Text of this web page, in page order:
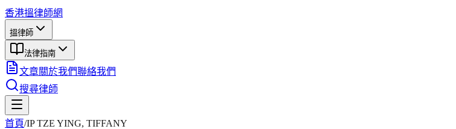
香港搵律師網
搵律師
法律指南
文章關於我們聯絡我們
搜尋律師
首頁/IP TZE YING, TIFFANY